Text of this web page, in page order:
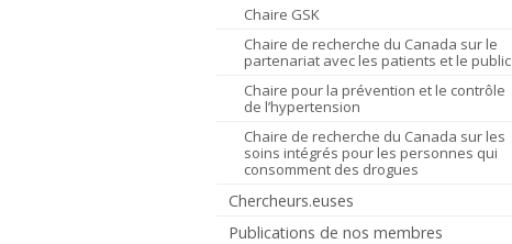
Chaire GSK
Chaire de recherche du Canada sur le
partenariat avec les patients et le public
Chaire pour la prévention et le contrôle
de l’hypertension
Chaire de recherche du Canada sur les
soins intégrés pour les personnes qui
consomment des drogues
Chercheurs.euses
Publications de nos membres